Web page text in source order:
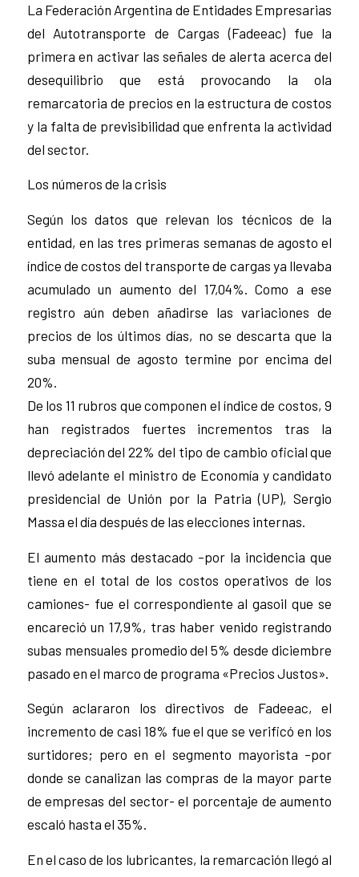
La Federación Argentina de Entidades Empresarias
del Autotransporte de Cargas (Fadeeac) fue la
primera en activar las señales de alerta acerca del
desequilibrio que está provocando la ola
remarcatoria de precios en la estructura de costos
y la falta de previsibilidad que enfrenta la actividad
del sector.
Los números de la crisis
Según los datos que relevan los técnicos de la
entidad, en las tres primeras semanas de agosto el
índice de costos del transporte de cargas ya llevaba
acumulado un aumento del 17,04%. Como a ese
registro aún deben añadirse las variaciones de
precios de los últimos días, no se descarta que la
suba mensual de agosto termine por encima del
20%.
De los 11 rubros que componen el índice de costos, 9
han registrados fuertes incrementos tras la
depreciación del 22% del tipo de cambio oficial que
llevó adelante el ministro de Economía y candidato
presidencial de Unión por la Patria (UP), Sergio
Massa el día después de las elecciones internas.
El aumento más destacado –por la incidencia que
tiene en el total de los costos operativos de los
camiones- fue el correspondiente al gasoil que se
encareció un 17,9%, tras haber venido registrando
subas mensuales promedio del 5% desde diciembre
pasado en el marco de programa «Precios Justos».
Según aclararon los directivos de Fadeeac, el
incremento de casi 18% fue el que se verificó en los
surtidores; pero en el segmento mayorista –por
donde se canalizan las compras de la mayor parte
de empresas del sector- el porcentaje de aumento
escaló hasta el 35%.
En el caso de los lubricantes, la remarcación llegó al